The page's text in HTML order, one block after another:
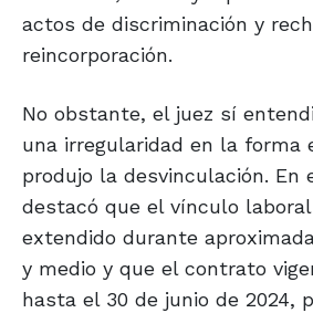
actos de discriminación y
reincorporación.
No obstante, el juez sí
una irregularidad en la forma
produjo la desvinculación. En
destacó que el vínculo
extendido durante
y medio y que el contrato
hasta el 30 de junio de 2024,